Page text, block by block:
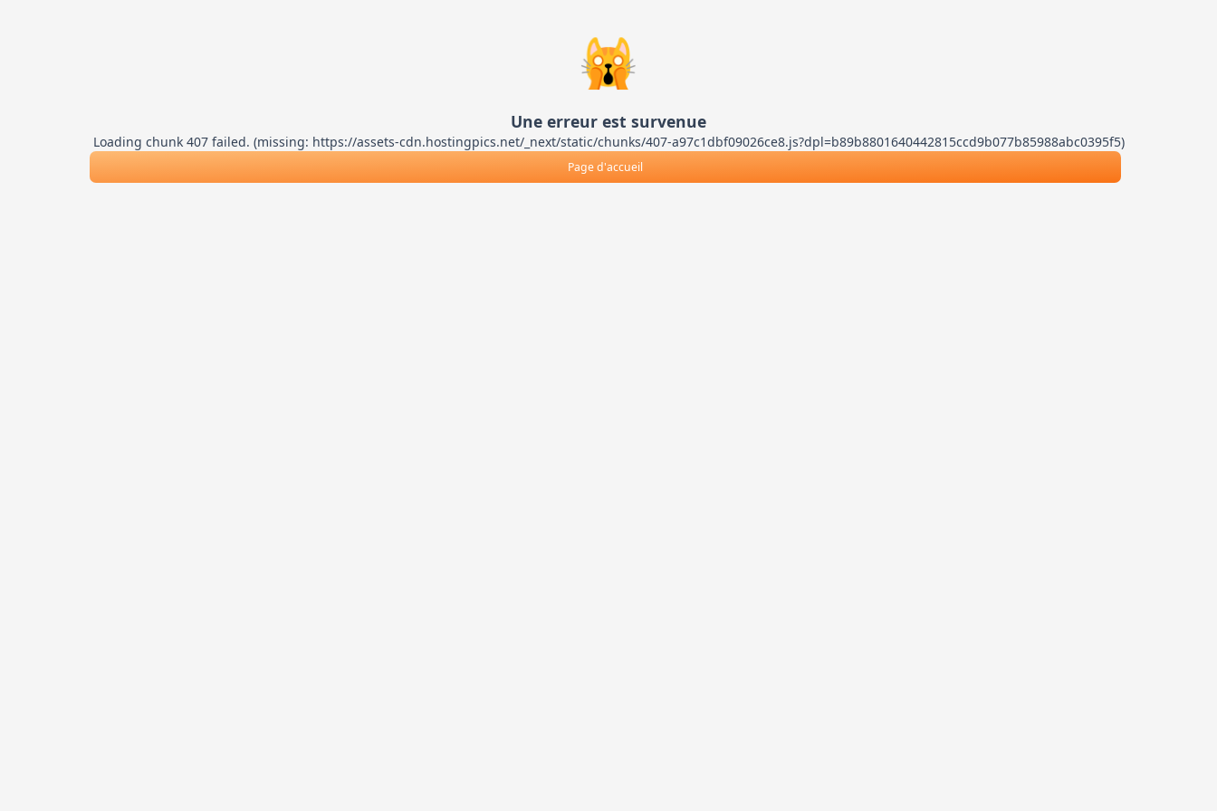
🙀
Une erreur est survenue
Loading chunk 407 failed. (missing: https://assets-cdn.hostingpics.net/_next/static/chunks/407-a97c1dbf09026ce8.js?dpl=b89b8801640442815ccd9b077b85988abc0395f5)
Page d'accueil